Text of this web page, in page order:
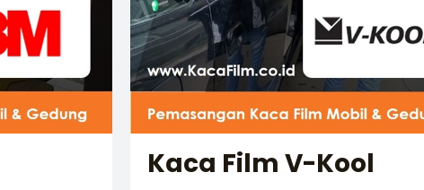
Kaca Film V-Kool